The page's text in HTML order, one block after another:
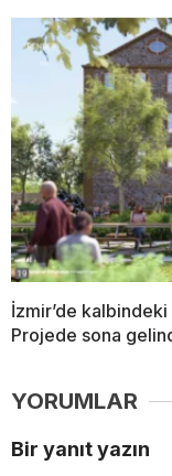
İzmir’de
Projede sona
YORUMLAR
Bir yanıt yazın